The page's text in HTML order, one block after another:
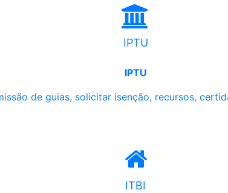
IPTU
IPTU
de guias, solicitar isenção, recursos,
ITBI